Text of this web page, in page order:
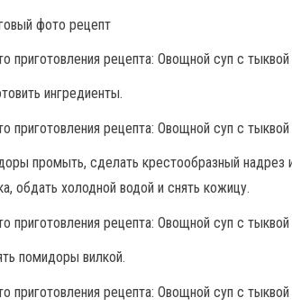
фото рецепт
ингредиенты.
промыть, сделать крестообразный надрез
обдать холодной водой и снять кожицу.
помидоры вилкой.